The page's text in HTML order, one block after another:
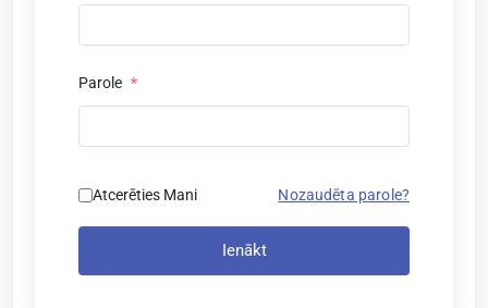
Parole *
Atcerēties Mani Nozaudēta parole?
Ienākt